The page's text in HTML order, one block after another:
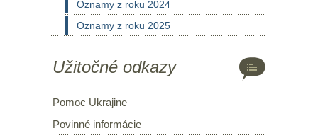
Oznamy z roku 2024
Oznamy z roku 2025
Užitočné odkazy
Pomoc Ukrajine
Povinné informácie